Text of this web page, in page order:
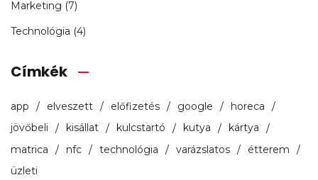
Marketing (7)
Technológia (4)
Címkék
app elveszett előfizetés google
horeca
jövőbeli
kisállat kulcstartó kutya
kártya
matrica
nfc technológia varázslatos
étterem
üzleti